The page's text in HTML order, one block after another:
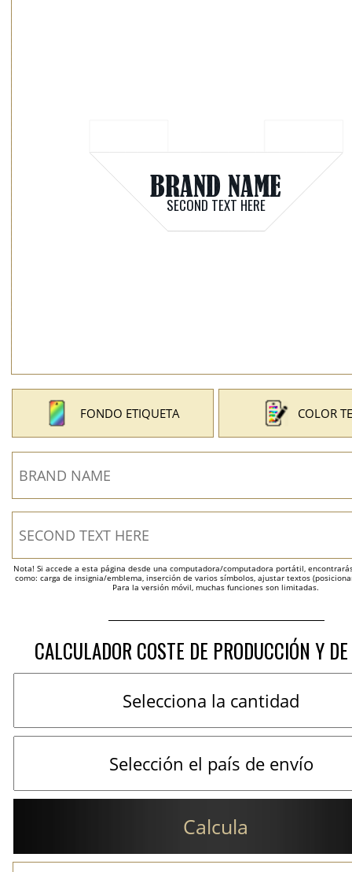
FONDO ETIQUETA COLOR
Nota! Si accede a esta página desde una computadora/computadora portátil,
como: carga de insignia/emblema, inserción de varios símbolos, ajustar textos
Para la versión móvil, muchas funciones son limitadas.
CALCULADOR COSTE DE PRODUCCIÓN Y
Calcula